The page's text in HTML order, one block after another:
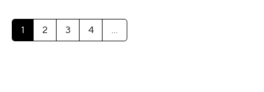
1 2 3 4 ...